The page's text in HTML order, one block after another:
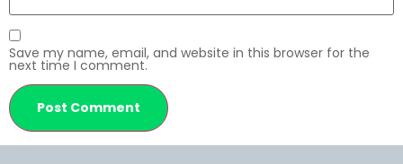
Save my name, email, and website in this browser for the
next time I comment.